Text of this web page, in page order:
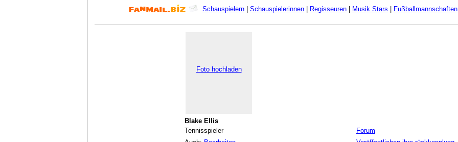
Schauspielern Schauspielerinnen Regisseuren Musik Stars Fußballmannschaften
Foto hochladen
Blake Ellis
Tennisspieler
Forum